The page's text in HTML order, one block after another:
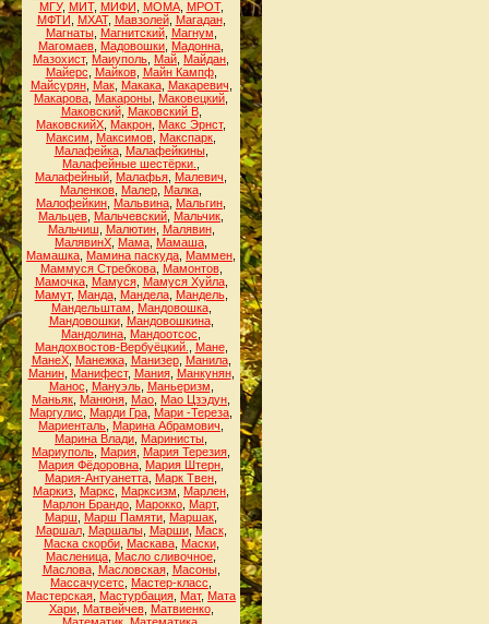
МГУ, МИТ, МИФИ МОМА, МРОТ,
МФТИ
МХАТ, Мавзолей, Магадан,
Магнаты, Магнитский, Магнум
Магомаев Мадовошки Мадонна
Мазохист, Маиуполь Май Майдан
Майерс
Майков, Майн Кампф,
Майсурян, Мак, Макака, Макаревич
Макарова Макароны Маковецкий
Маковский, Маковский В,
МаковскийХ Макрон Макс Эрнст,
Максим
Максимов Макспарк
Малафейка, Малафейкины,
Малафейные шестёрки.
Малафейный Малафья Малевич
Маленков Малер Малка
Малофейкин Мальвина Мальгин
Мальцев Мальчевский Мальчик
Мальчиш
Малютин, Малявин,
МалявинХ Мама Мамаша
Мамашка Мамина паскуда Маммен
Маммуся Стребкова, Мамонтов,
Мамочка, Мамуся, Мамуся Хуйла,
Мамут, Манда, Мандела, Мандель,
Мандельштам
Мандовошка,
Мандовошки, Мандовошкина,
Мандолина Мандоотсос
Мандохвостов-Вербуёцкий.
Мане,
МанеХ, Манежка, Манизер, Манила,
Манин, Манифест, Мания, Манкунян,
Манос
Мануэль, Маньеризм
Маньяк Манюня Мао Мао Цзэдун
Маргулис
Марди Гра Мари -Тереза
Мариенталь Марина Абрамович
Марина Влади Маринисты
Мариуполь Мария Мария Терезия
Мария Фёдоровна Мария Штерн
Мария-Антуанетта Марк Твен
Маркиз Маркс Марксизм Марлен
Марлон Брандо Марокко Март,
Марш
Марш Памяти Маршак
Маршал, Маршалы, Марши, Маск,
Маска скорби, Маскава, Маски,
Масленица Масло сливочное
Маслова, Масловская, Масоны,
Массачусетс
Мастер-класс
Мастерская Мастурбация Мат, Мата
Хари, Матвейчев, Матвиенко,